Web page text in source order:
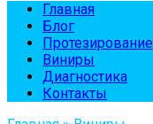
Главная
Блог
Протезирование
Виниры
Диагностика
Контакты